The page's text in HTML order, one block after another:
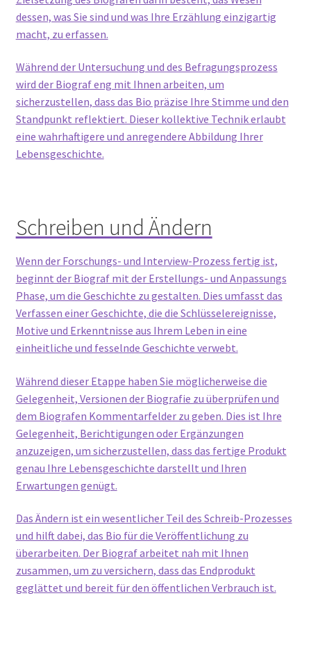
dessen, was Sie sind und was Ihre Erzählung einzigartig
macht, zu erfassen.
Während der Untersuchung und des Befragungsprozess
wird der Biograf eng mit Ihnen arbeiten, um
sicherzustellen, dass das Bio präzise Ihre Stimme und den
Standpunkt reflektiert. Dieser kollektive Technik erlaubt
eine wahrhaftigere und anregendere Abbildung Ihrer
Lebensgeschichte.
Schreiben und Ändern
Wenn der Forschungs- und Interview-Prozess fertig ist,
beginnt der Biograf mit der Erstellungs- und Anpassungs
Phase, um die Geschichte zu gestalten. Dies umfasst das
Verfassen einer Geschichte, die die Schlüsselereignisse,
Motive und Erkenntnisse aus Ihrem Leben in eine
einheitliche und fesselnde Geschichte verwebt.
Während dieser Etappe haben Sie möglicherweise die
Gelegenheit, Versionen der Biografie zu überprüfen und
dem Biografen Kommentarfelder zu geben. Dies ist Ihre
Gelegenheit, Berichtigungen oder Ergänzungen
anzuzeigen, um sicherzustellen, dass das fertige Produkt
genau Ihre Lebensgeschichte darstellt und Ihren
Erwartungen genügt.
Das Ändern ist ein wesentlicher Teil des Schreib-Prozesses
und hilft dabei, das Bio für die Veröffentlichung zu
überarbeiten. Der Biograf arbeitet nah mit Ihnen
zusammen, um zu versichern, dass das Endprodukt
geglättet und bereit für den öffentlichen Verbrauch ist.